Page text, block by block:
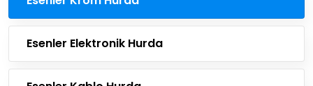
Esenler Elektronik Hurda